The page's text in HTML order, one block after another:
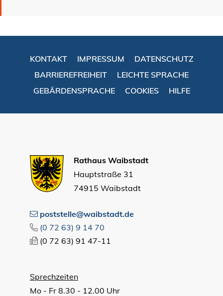
KONTAKT IMPRESSUM
DATENSCHUTZ
BARRIEREFREIHEIT
LEICHTE SPRACHE
GEBÄRDENSPRACHE
COOKIES HILFE
Rathaus Waibstadt
Hauptstraße 31
74915 Waibstadt
poststelle@waibstadt.de
(0 72 63) 9 14 70
(0 72 63) 91 47-11
Sprechzeiten
Mo - Fr 8.30 - 12.00 Uhr